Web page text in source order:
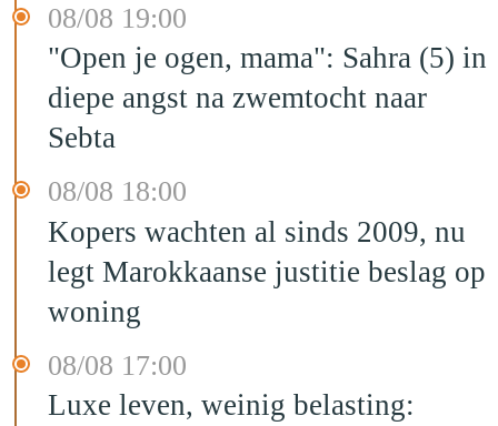
08/08 19:00
"Open je ogen, mama": Sahra (5) in
diepe angst na zwemtocht naar
Sebta
08/08 18:00
Kopers wachten al sinds 2009, nu
legt Marokkaanse justitie beslag op
woning
08/08 17:00
Luxe leven, weinig belasting: